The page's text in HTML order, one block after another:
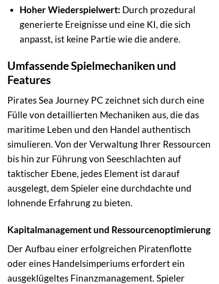
Hoher Wiederspielwert: Durch prozedural
generierte Ereignisse und eine KI, die sich
anpasst, ist keine Partie wie die andere.
Umfassende Spielmechaniken und
Features
Pirates Sea Journey PC zeichnet sich durch eine
Fülle von detaillierten Mechaniken aus, die das
maritime Leben und den Handel authentisch
simulieren. Von der Verwaltung Ihrer Ressourcen
bis hin zur Führung von Seeschlachten auf
taktischer Ebene, jedes Element ist darauf
ausgelegt, dem Spieler eine durchdachte und
lohnende Erfahrung zu bieten.
Kapitalmanagement und Ressourcenoptimierung
Der Aufbau einer erfolgreichen Piratenflotte
oder eines Handelsimperiums erfordert ein
ausgeklügeltes Finanzmanagement. Spieler